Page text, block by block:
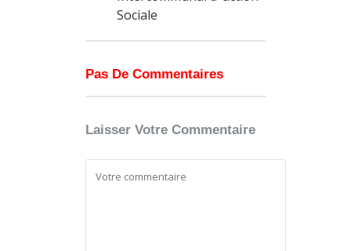
Sociale
Pas De Commentaires
Laisser Votre Commentaire